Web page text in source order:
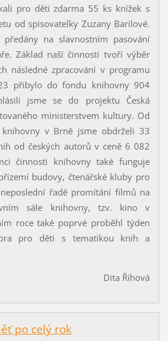
pro děti zdarma 55 ks knížek s
od spisovatelky Zuzany Barilové.
na slavnostním pasování
Základ naší činnosti tvoří výběr
následné zpracování v programu
přibylo do fondu knihovny 904
jsme se do projektu Česká
ministerstvem kultury. Od
knihovny v Brně jsme obdrželi 33
od českých autorů v ceně 6 082
činnosti knihovny také funguje
budovy, čtenářské kluby pro
řadě promítání filmů na
sále knihovny, tzv. kino v
roce také poprvé proběhl týden
pro děti s tematikou knih a
Dita Říhová
po celý rok